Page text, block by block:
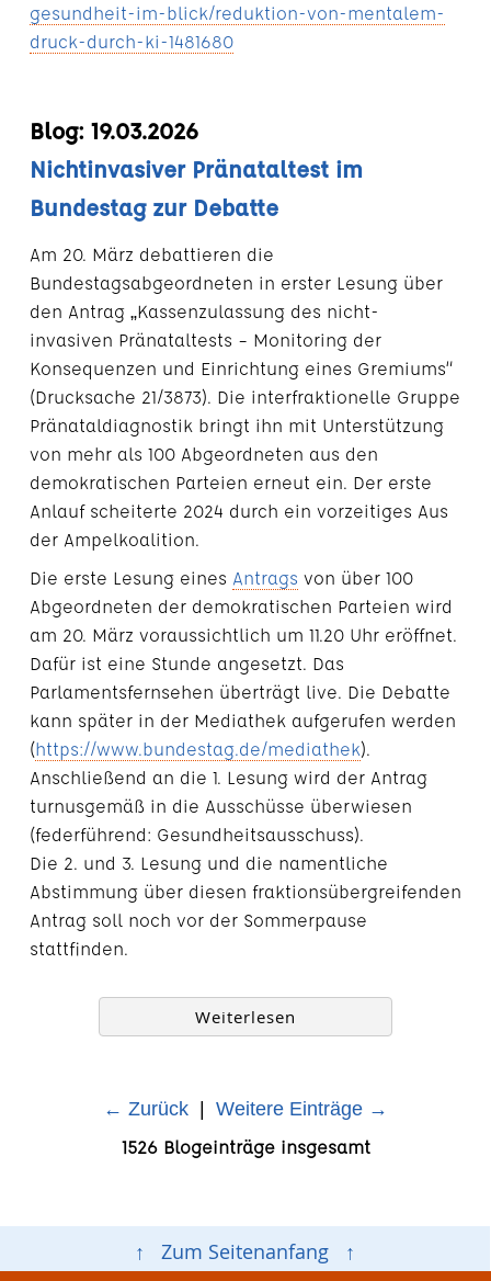
gesundheit-im-blick/reduktion-von-mentalem-
druck-durch-ki-1481680
Blog: 19.03.2026
Nichtinvasiver Pränataltest im
Bundestag zur Debatte
Am 20. März debattieren die
Bundestagsabgeordneten in erster Lesung über
den Antrag „Kassenzulassung des nicht-
invasiven Pränataltests – Monitoring der
Konsequenzen und Einrichtung eines Gremiums“
(Drucksache 21/3873). Die interfraktionelle Gruppe
Pränataldiagnostik bringt ihn mit Unterstützung
von mehr als 100 Abgeordneten aus den
demokratischen Parteien erneut ein. Der erste
Anlauf scheiterte 2024 durch ein vorzeitiges Aus
der Ampelkoalition.
Die erste Lesung eines Antrags von über 100
Abgeordneten der demokratischen Parteien wird
am 20. März voraussichtlich um 11.20 Uhr eröffnet.
Dafür ist eine Stunde angesetzt. Das
Parlamentsfernsehen überträgt live. Die Debatte
kann später in der Mediathek aufgerufen werden
(https://www.bundestag.de/mediathek).
Anschließend an die 1. Lesung wird der Antrag
turnusgemäß in die Ausschüsse überwiesen
(federführend: Gesundheitsausschuss).
Die 2. und 3. Lesung und die namentliche
Abstimmung über diesen fraktionsübergreifenden
Antrag soll noch vor der Sommerpause
stattfinden.
Weiterlesen
← Zurück Weitere Einträge →
1526 Blogeinträge insgesamt
↑ Zum Seitenanfang ↑